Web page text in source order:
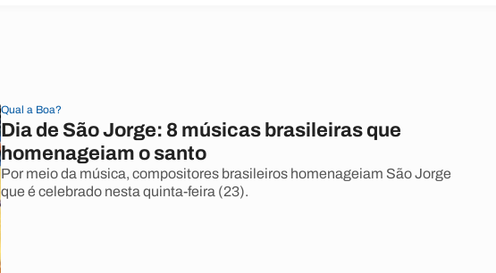
Qual a Boa?
Dia de São Jorge: 8 músicas brasileiras que
homenageiam o santo
Por meio da música, compositores brasileiros homenageiam São Jorge
que é celebrado nesta quinta-feira (23).